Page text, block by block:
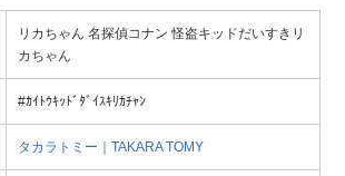
リカちゃん 名探偵コナン 怪盗キッドだいすきリ
カちゃん
#ｶｲﾄｳｷｯﾄﾞﾀﾞｲｽｷﾘｶﾁｬﾝ
タカラトミー｜TAKARA TOMY